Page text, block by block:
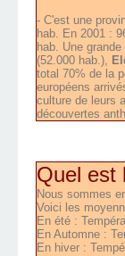
- C'est une
hab. En 2001 :
hab. Une
(52.000 hab.),
total 70% de la
européens
culture de leurs
découvertes
Quel est
Nous sommes
Voici les
En été :
En Automne :
En hiver :